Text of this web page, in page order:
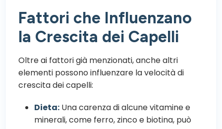
Fattori che Influenzano
la Crescita dei Capelli
Oltre ai fattori già menzionati, anche altri
elementi possono influenzare la velocità di
crescita dei capelli:
Dieta: Una carenza di alcune vitamine e
minerali, come ferro, zinco e biotina, può